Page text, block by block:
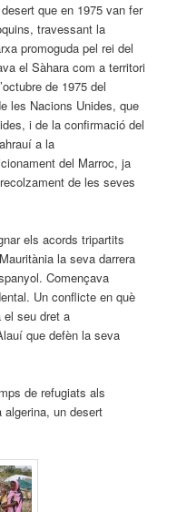
que en 1975 van fer
travessant la
promoguda pel rei del
el Sàhara com a territori
de 1975 del
les Nacions Unides, que
i de la confirmació del
a la
del Marroc, ja
de les seves
els acords tripartits
la seva darrera
Començava
Un conflicte en què
el seu dret a
que defèn la seva
de refugiats als
algerina, un desert